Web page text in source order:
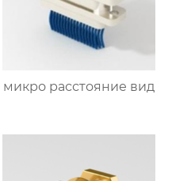
микро расстояние вид